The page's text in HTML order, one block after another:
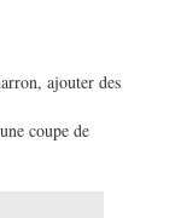
ajouter des
coupe de